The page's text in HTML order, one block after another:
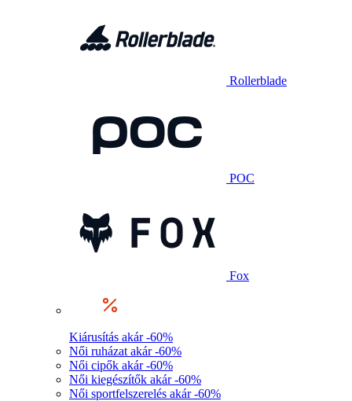
Rollerblade
POC
Fox
Kiárusítás akár -60%
Női ruházat akár -60%
Női cipők akár -60%
Női kiegészítők akár -60%
Női sportfelszerelés akár -60%